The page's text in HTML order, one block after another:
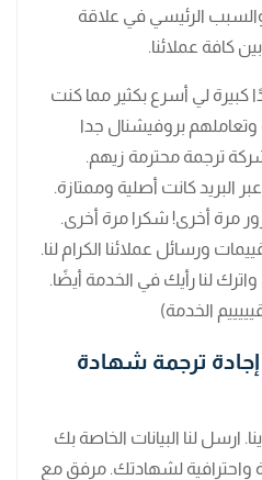
والسبب الرئيسي في علاقة
كافة عملائنا.
كبيرة لي أسرع بكثير مما كنت
وتعاملهم بروفيشنال جدا
ترجمة محترمة زيهم.
البريد كانت أصلية وممتازة.
مرة أخرى! شكرا مرة أخرى.
ورسائل عملائنا الكرام لنا.
لنا رأيك في الخدمة أيضًا.
الخدمة)
ترجمة شهادة
ارسل لنا البيانات الخاصة بك
لشهادتك. مرفق مع